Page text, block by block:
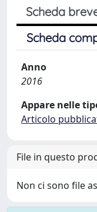
Scheda
Scheda
Anno
2016
Appare nelle
Articolo
File in questo
Non ci sono file